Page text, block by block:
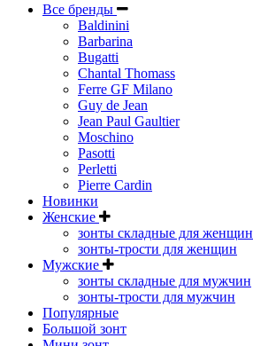
Все бренды
Baldinini
Barbarina
Bugatti
Chantal Thomass
Ferre GF Milano
Guy de Jean
Jean Paul Gaultier
Moschino
Pasotti
Perletti
Pierre Cardin
Новинки
Женские
зонты складные для женщин
зонты-трости для женщин
Мужские
зонты складные для мужчин
зонты-трости для мужчин
Популярные
Большой зонт